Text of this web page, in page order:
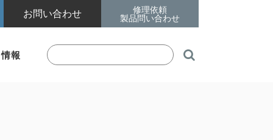
お問い合わせ
修理依頼
製品問い合わせ
報 